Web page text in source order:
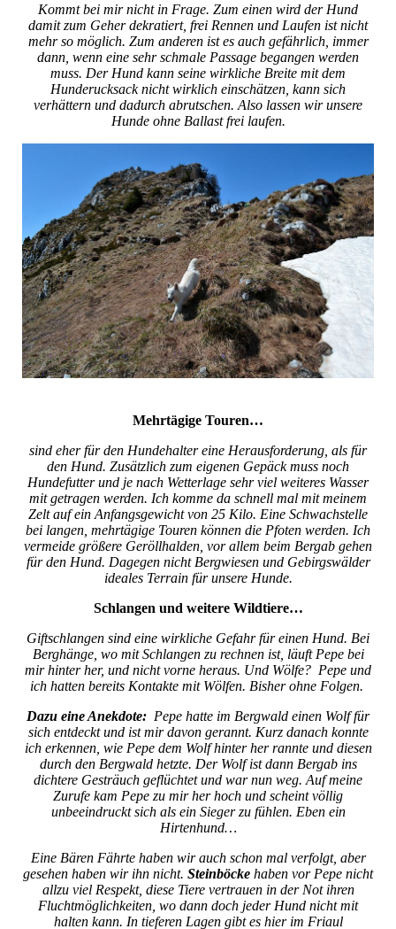
Kommt bei mir nicht in Frage. Zum einen wird der Hund
damit zum Geher dekratiert, frei Rennen und Laufen ist nicht
mehr so möglich. Zum anderen ist es auch gefährlich, immer
dann, wenn eine sehr schmale Passage begangen werden
muss. Der Hund kann seine wirkliche Breite mit dem
Hunderucksack nicht wirklich einschätzen, kann sich
verhättern und dadurch abrutschen. Also lassen wir unsere
Hunde ohne Ballast frei laufen.
Mehrtägige Touren…
sind eher für den Hundehalter eine Herausforderung, als für
den Hund. Zusätzlich zum eigenen Gepäck muss noch
Hundefutter und je nach Wetterlage sehr viel weiteres Wasser
mit getragen werden. Ich komme da schnell mal mit meinem
Zelt auf ein Anfangsgewicht von 25 Kilo. Eine Schwachstelle
bei langen, mehrtägige Touren können die Pfoten werden. Ich
vermeide größere Geröllhalden, vor allem beim Bergab gehen
für den Hund. Dagegen nicht Bergwiesen und Gebirgswälder
ideales Terrain für unsere Hunde.
Schlangen und weitere Wildtiere…
Giftschlangen sind eine wirkliche Gefahr für einen Hund. Bei
Berghänge, wo mit Schlangen zu rechnen ist, läuft Pepe bei
mir hinter her, und nicht vorne heraus. Und Wölfe? Pepe und
ich hatten bereits Kontakte mit Wölfen. Bisher ohne Folgen.
Dazu eine Anekdote: Pepe hatte im Bergwald einen Wolf für
sich entdeckt und ist mir davon gerannt. Kurz danach konnte
ich erkennen, wie Pepe dem Wolf hinter her rannte und diesen
durch den Bergwald hetzte. Der Wolf ist dann Bergab ins
dichtere Gesträuch geflüchtet und war nun weg. Auf meine
Zurufe kam Pepe zu mir her hoch und scheint völlig
unbeeindruckt sich als ein Sieger zu fühlen. Eben ein
Hirtenhund…
Eine Bären Fährte haben wir auch schon mal verfolgt, aber
gesehen haben wir ihn nicht. Steinböcke haben vor Pepe nicht
allzu viel Respekt, diese Tiere vertrauen in der Not ihren
Fluchtmöglichkeiten, wo dann doch jeder Hund nicht mit
halten kann. In tieferen Lagen gibt es hier im Friaul